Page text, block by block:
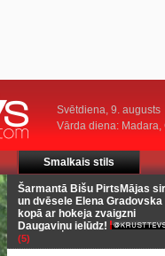
Svētdiena, 9. augusts
Vārda diena: Madara,
Smalkais stils
Šarmantā Bišu PirtsMājas
un dvēsele Elena Gradovska
kopā ar hokeja zvaigzni
Daugaviņu ielūdz!
(5)